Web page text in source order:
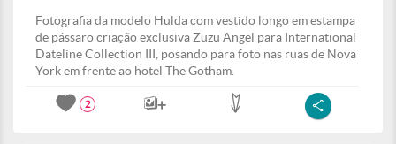
Fotografia da modelo Hulda com vestido longo em estampa
de pássaro criação exclusiva Zuzu Angel para International
Dateline Collection III, posando para foto nas ruas de Nova
York em frente ao hotel The Gotham.
2